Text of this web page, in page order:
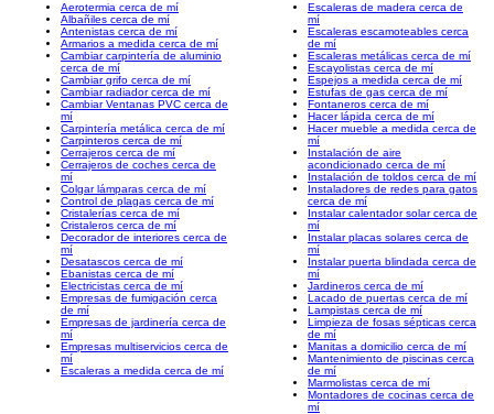
Aerotermia cerca de mí
Albañiles cerca de mí
Antenistas cerca de mí
Armarios a medida cerca de mí
Cambiar carpintería de aluminio
cerca de mí
Cambiar grifo cerca de mí
Cambiar radiador cerca de mí
Cambiar Ventanas PVC cerca de
mí
Carpintería metálica cerca de mí
Carpinteros cerca de mí
Cerrajeros cerca de mí
Cerrajeros de coches cerca de
mí
Colgar lámparas cerca de mí
Control de plagas cerca de mí
Cristalerías cerca de mí
Cristaleros cerca de mí
Decorador de interiores cerca de
mí
Desatascos cerca de mí
Ebanistas cerca de mí
Electricistas cerca de mí
Empresas de fumigación cerca
de mí
Empresas de jardinería cerca de
mí
Empresas multiservicios cerca de
mí
Escaleras a medida cerca de mí
Escaleras de madera cerca de
mí
Escaleras escamoteables cerca
de mí
Escaleras metálicas cerca de mí
Escayolistas cerca de mí
Espejos a medida cerca de mí
Estufas de gas cerca de mí
Fontaneros cerca de mí
Hacer lápida cerca de mí
Hacer mueble a medida cerca de
mí
Instalación de aire
acondicionado cerca de mí
Instalación de toldos cerca de mí
Instaladores de redes para gatos
cerca de mí
Instalar calentador solar cerca de
mí
Instalar placas solares cerca de
mí
Instalar puerta blindada cerca de
mí
Jardineros cerca de mí
Lacado de puertas cerca de mí
Lampistas cerca de mí
Limpieza de fosas sépticas cerca
de mí
Manitas a domicilio cerca de mí
Mantenimiento de piscinas cerca
de mí
Marmolistas cerca de mí
Montadores de cocinas cerca de
mí